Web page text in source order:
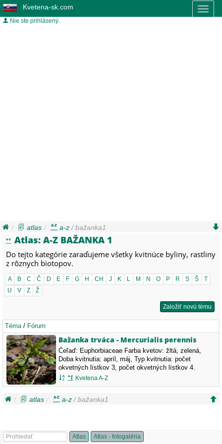
Kvetena-sk.com
Nie ste prihlásený.
atlas a-z / bažanka1
Atlas: A-Z BAŽANKA 1
Do tejto kategórie zaraďujeme všetky kvitnúce byliny, rastliny
z rôznych biotopov.
A B C Č D E F G H CH J K L M N O P R S Š
T
U
V Z Ž
Založiť novú tému
Téma/ Fórum
Bažanka trváca - Mercurialis perennis
Čeľaď: Euphorbiaceae Farba kvetov: žltá, zelená,
Doba kvitnutia: apríl, máj, Typ kvitnutia: počet
okvetných lístkov 3, počet okvetných lístkov 4.
Kvetena A-Z
atlas a-z / bažanka1
Atlas Atlas - fotogaléria